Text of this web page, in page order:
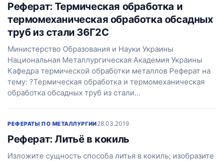
Реферат: Термическая обработка и
термомеханическая обработка обсадных
труб из стали 36Г2С
Министерство Образования и Науки Украины
Национальная Металлургическая Академия Украины
Кафедра термической обработки металлов Реферат на
тему: ?Термическая обработка и термомеханическая
обработка обсадных труб из стали…
РЕФЕРАТЫ ПО МЕТАЛЛУРГИИ28.03.2019
Реферат: Литьё в кокиль
Изложите сущность способа литья в кокиль; изобразите